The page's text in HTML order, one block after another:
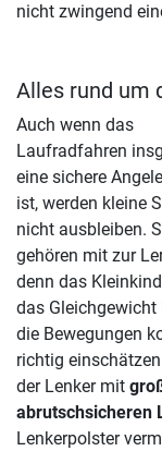
nicht zwingend
Alles rund um
Auch wenn das
Laufradfahren
eine sichere
ist, werden kleine
nicht ausbleiben.
gehören mit zur
denn das
das Gleichgewicht
die Bewegungen
richtig
der Lenker mit
abrutschsicheren
Lenkerpolster